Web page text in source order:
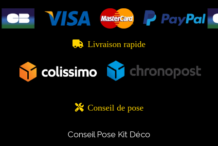
 Livraison rapide
 Conseil de pose
Conseil Pose Kit Déco